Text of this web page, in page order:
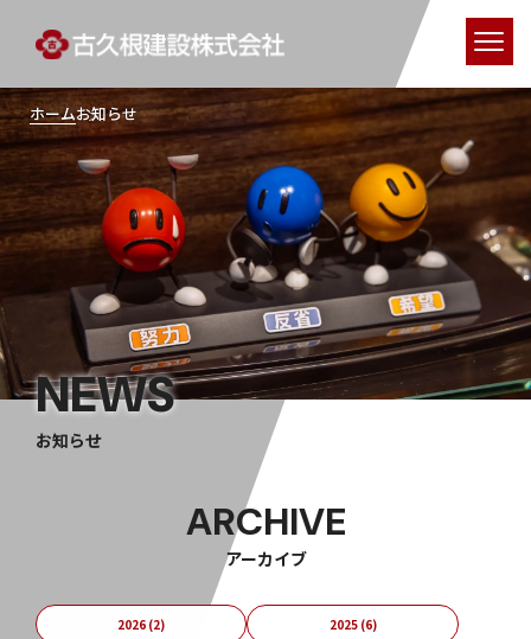
ホームお知らせ
NEWS
お知らせ
ARCHIVE
アーカイブ
2026 (2) 2025 (6)